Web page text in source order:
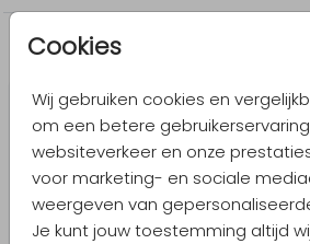
Cookies
Wij gebruiken cookies en
om een betere
websiteverkeer en onze
voor marketing- en sociale
weergeven van
Je kunt jouw toestemming altijd
mintgroen,goud,peachofolijfgroen
Bestel bij je eindbestelling het
Een zakje met 25 stuks kost €
Meer in dezelfde stijl